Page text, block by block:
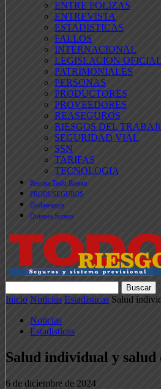
ENTRE POLIZAS
ENTREVISTA
ESTADISTICAS
FALLOS
INTERNACIONAL
LEGISLACION OFICIAL
PATRIMONIALES
PERSONAS
PRODUCTORES
PROVEEDORES
REASEGUROS
RIESGOS DEL
SEGURIDAD VIAL
SSN
TARIFAS
TECNOLOGIA
Revista Todo Riesgo
PRODUSEGUROS
Ondaseguro
Quienes Somos
Inicio Noticias Estadisticas Salud
Noticias
Estadisticas
Salud individual y salud
6 de diciembre de 2024